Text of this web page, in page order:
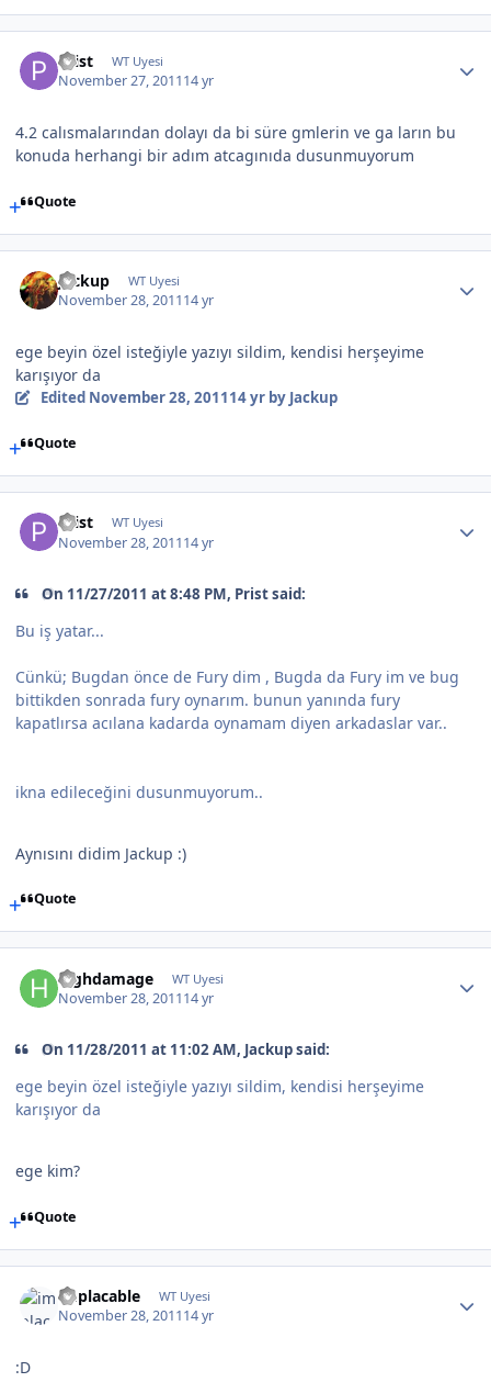
Prist WT Uyesi
November 27, 201114 yr
4.2 calısmalarından dolayı da bi süre gmlerin ve ga ların bu
konuda herhangi bir adım atcagınıda dusunmuyorum
Quote
Jackup WT Uyesi
November 28, 201114 yr
ege beyin özel isteğiyle yazıyı sildim, kendisi herşeyime
karışıyor da
Edited November 28, 201114 yrby Jackup
Quote
Prist WT Uyesi
November 28, 201114 yr
On 11/27/2011 at 8:48 PM, Prist said:
Bu iş yatar...
Cünkü; Bugdan önce de Fury dim , Bugda da Fury im ve bug
bittikden sonrada fury oynarım. bunun yanında fury
kapatlırsa acılana kadarda oynamam diyen arkadaslar var..
ikna edileceğini dusunmuyorum..
Aynısını didim Jackup :)
Quote
highdamage WT Uyesi
November 28, 201114 yr
On 11/28/2011 at 11:02 AM, Jackup said:
ege beyin özel isteğiyle yazıyı sildim, kendisi herşeyime
karışıyor da
ege kim?
Quote
implacable WT Uyesi
November 28, 201114 yr
:D